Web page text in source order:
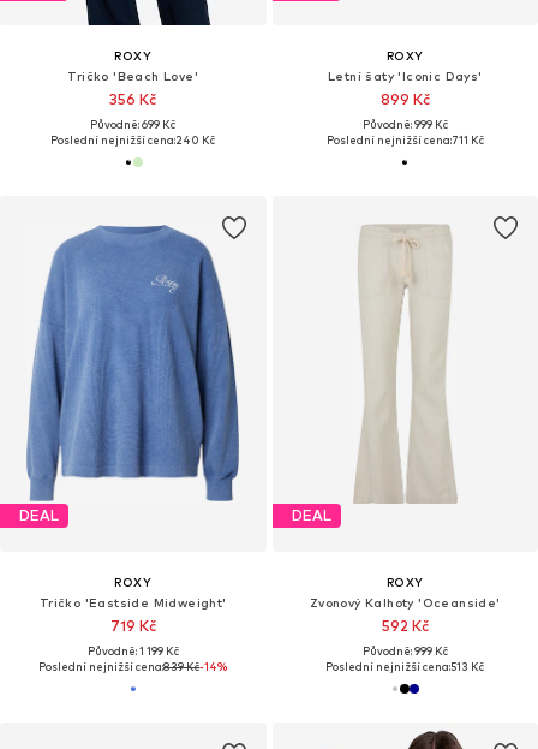
ROXY
Tričko 'Beach Love'
356 Kč
Původně: 699 Kč
Poslední nejnižší cena:240 Kč
ROXY
Letní šaty 'Iconic Days'
899 Kč
Původně: 999 Kč
Poslední nejnižší cena:711 Kč
DEAL
ROXY
Tričko 'Eastside Midweight'
719 Kč
Původně: 1 199 Kč
Poslední nejnižší cena:839 Kč-14%
DEAL
ROXY
Zvonový Kalhoty 'Oceanside'
592 Kč
Původně: 999 Kč
Poslední nejnižší cena:513 Kč